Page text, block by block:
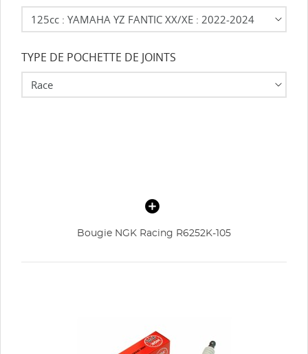
TYPE DE POCHETTE DE JOINTS
Bougie NGK Racing R6252K-105